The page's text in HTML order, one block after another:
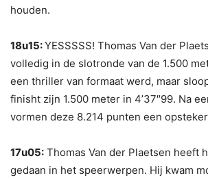
houden.
18u15:YESSSSS! Thomas Van der
volledig in de slotronde van de 1.500
een thriller van formaat werd, maar
finisht zijn 1.500 meter in 4’37″99. Na
vormen deze 8.214 punten een
17u05: Thomas Van der Plaetsen heeft
gedaan in het speerwerpen. Hij kwam